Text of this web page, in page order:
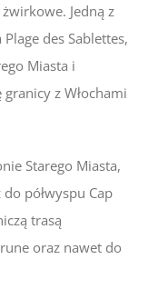
Jedną z
des Sablettes,
Miasta i
z Włochami
Starego Miasta,
półwyspu Cap
trasą
oraz nawet do